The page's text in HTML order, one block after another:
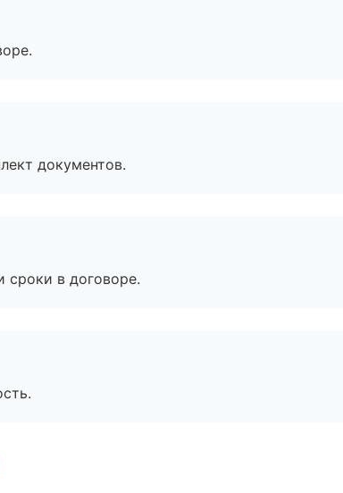
документов.
сроки в договоре.